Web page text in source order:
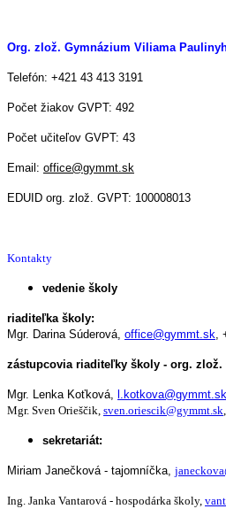
Org. zlož. Gymnázium Viliama
Telefón: +421 43 413 3191
Počet žiakov GVPT: 492
Počet učiteľov GVPT: 43
Email: office@gymmt.sk
EDUID org. zlož. GVPT: 100008013
Kontakty
vedenie školy
riaditeľka školy:
Mgr. Darina Súderová, office@gymmt.sk,
zástupcovia riaditeľky školy - org. zlož.
Mgr. Lenka Koťková, l.kotkova@gymmt.sk
Mgr. Sven Orieščik, sven.oriescik@gymmt.sk,
sekretariát:
Miriam Janečková - tajomníčka,
Ing. Janka Vantarová - hospodárka školy,